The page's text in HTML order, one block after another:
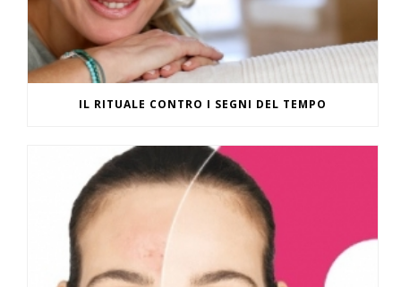
IL RITUALE CONTRO I SEGNI DEL TEMPO